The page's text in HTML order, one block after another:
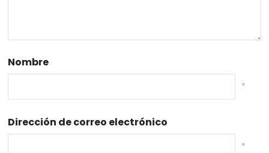
Nombre
*
Dirección de correo electrónico
*